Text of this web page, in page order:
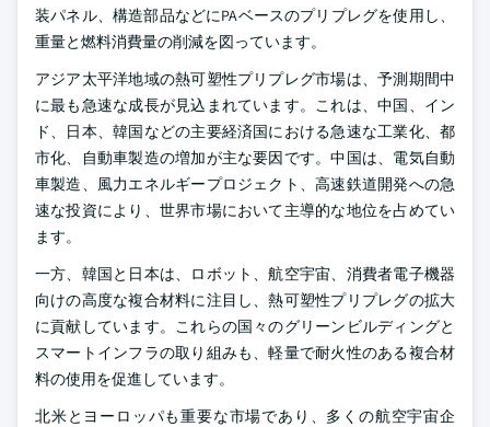
装パネル、構造部品などにPAベースのプリプレグを使用し、
重量と燃料消費量の削減を図っています。
アジア太平洋地域の熱可塑性プリプレグ市場は、予測期間中
に最も急速な成長が見込まれています。これは、中国、イン
ド、日本、韓国などの主要経済国における急速な工業化、都
市化、自動車製造の増加が主な要因です。中国は、電気自動
車製造、風力エネルギープロジェクト、高速鉄道開発への急
速な投資により、世界市場において主導的な地位を占めてい
ます。
一方、韓国と日本は、ロボット、航空宇宙、消費者電子機器
向けの高度な複合材料に注目し、熱可塑性プリプレグの拡大
に貢献しています。これらの国々のグリーンビルディングと
スマートインフラの取り組みも、軽量で耐火性のある複合材
料の使用を促進しています。
北米とヨーロッパも重要な市場であり、多くの航空宇宙企